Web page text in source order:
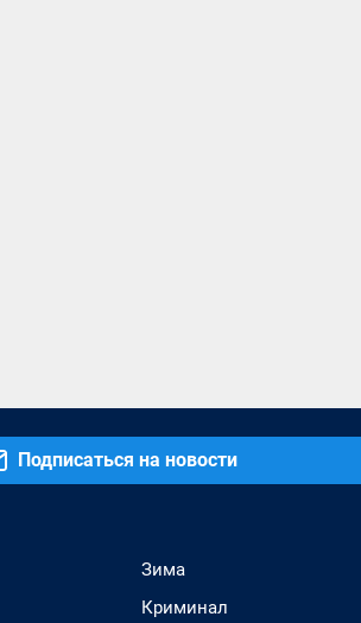
Подписаться на новости
Зима
Криминал